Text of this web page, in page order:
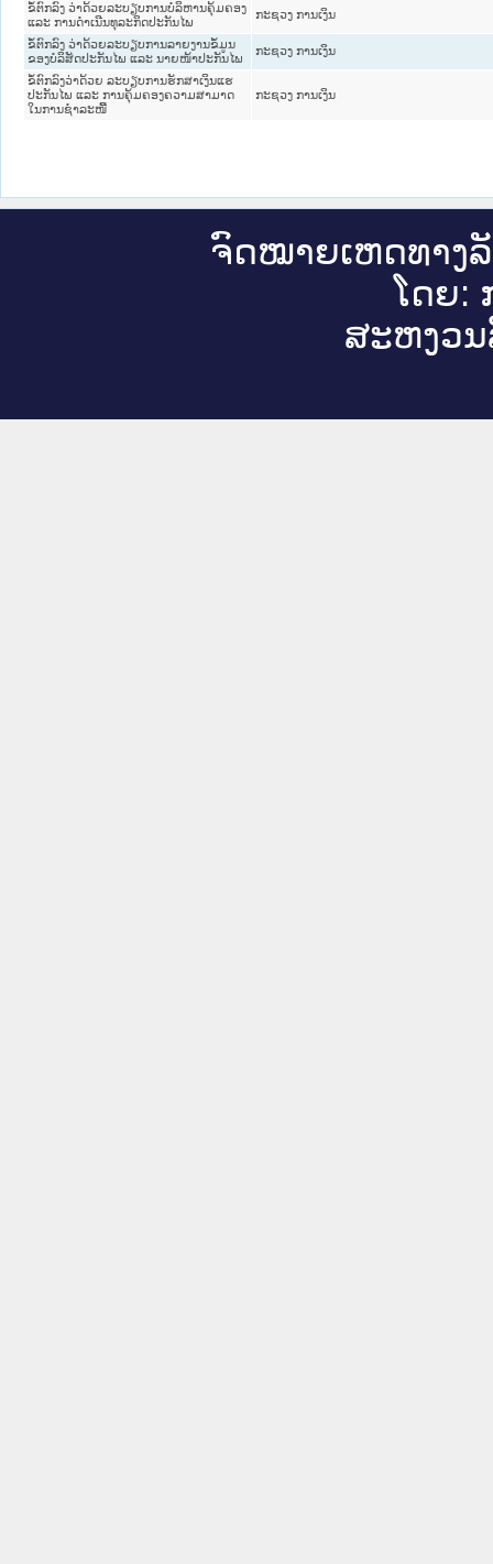
ຂໍ້ຕົກລົງ ວ່າດ້ວຍລະບຽບການບໍລິຫານຄຸ້ມຄອງ
ແລະ ການດຳເນີນທຸລະກິດປະກັນໄພ
ກະຊວງ ການເງິນ
ຂໍ້ຕົກລົງ ວ່າດ້ວຍລະບຽບການລາຍງານຂໍ້ມູນ
ຂອງບໍລິສັດປະກັນໄພ ແລະ ນາຍໜ້າປະກັນໄພ
ກະຊວງ ການເງິນ
ຂໍ້ຕົກລົງວ່າດ້ວຍ ລະບຽບການຮັກສາເງິນແຮ
ປະກັນໄພ ແລະ ການຄຸ້ມຄອງຄວາມສາມາດ
ໃນການຊຳລະໜີ້
ກະຊວງ ການເງິນ
ຈົດ​ໝາຍ​ເຫດ​ທາງ​
ໂດຍ:
ສະ​ຫງວນ​